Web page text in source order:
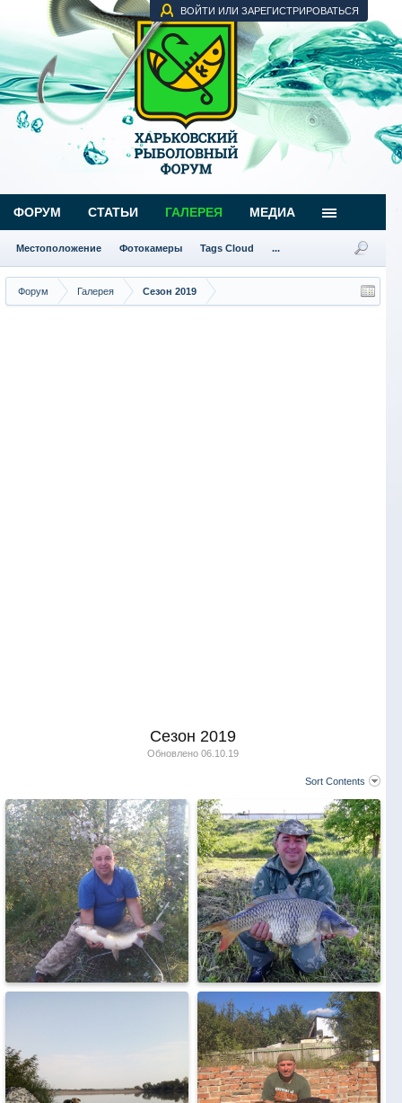
ВОЙТИ ИЛИ ЗАРЕГИСТРИРОВАТЬСЯ
Форум Галерея Сезон 2019
Сезон 2019
Обновлено 06.10.19
Sort Contents
ФОРУМ СТАТЬИ ГАЛЕРЕЯ
Местоположение Фотокамеры Tags Cloud ...
МЕДИА